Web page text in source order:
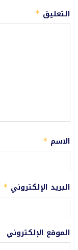
التعليق *
الاسم *
البريد الإلكتروني *
الموقع الإلكتروني